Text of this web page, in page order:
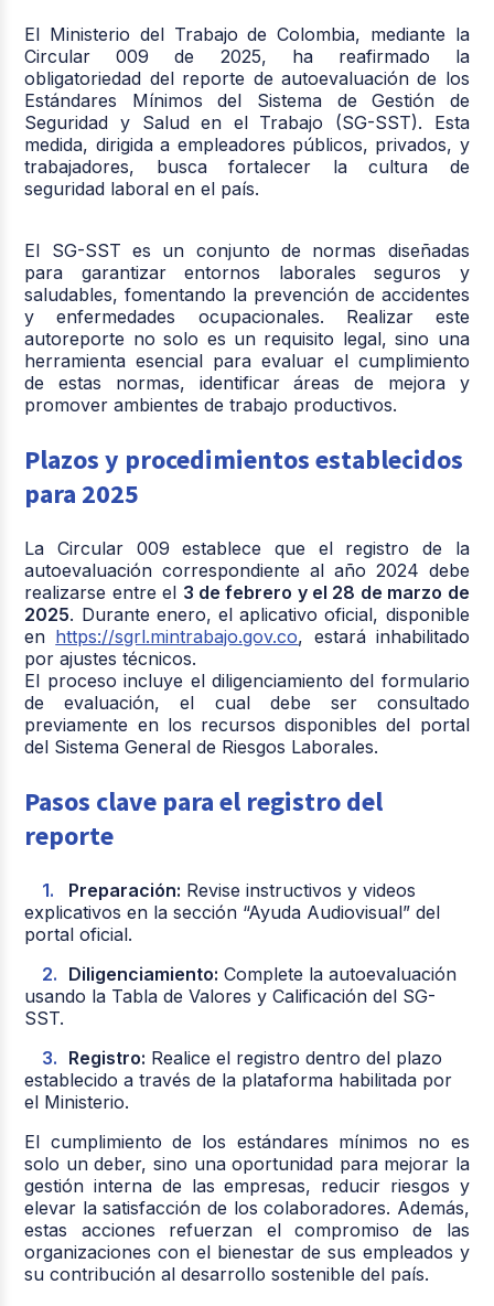
El Ministerio del Trabajo de Colombia, mediante la
Circular 009 de 2025, ha reafirmado la
obligatoriedad del reporte de autoevaluación de los
Estándares Mínimos del Sistema de Gestión de
Seguridad y Salud en el Trabajo (SG-SST). Esta
medida, dirigida a empleadores públicos, privados, y
trabajadores, busca fortalecer la cultura de
seguridad laboral en el país.
El SG-SST es un conjunto de normas diseñadas
para garantizar entornos laborales seguros y
saludables, fomentando la prevención de accidentes
y enfermedades ocupacionales. Realizar este
autoreporte no solo es un requisito legal, sino una
herramienta esencial para evaluar el cumplimiento
de estas normas, identificar áreas de mejora y
promover ambientes de trabajo productivos.
Plazos y procedimientos establecidos
para 2025
La Circular 009 establece que el registro de la
autoevaluación correspondiente al año 2024 debe
realizarse entre el 3 de febrero y el 28 de marzo de
2025. Durante enero, el aplicativo oficial, disponible
en https://sgrl.mintrabajo.gov.co, estará inhabilitado
por ajustes técnicos.
El proceso incluye el diligenciamiento del formulario
de evaluación, el cual debe ser consultado
previamente en los recursos disponibles del portal
del Sistema General de Riesgos Laborales.
Pasos clave para el registro del
reporte
Preparación: Revise instructivos y videos
explicativos en la sección “Ayuda Audiovisual” del
portal oficial.
Diligenciamiento: Complete la autoevaluación
usando la Tabla de Valores y Calificación del SG-
SST.
Registro: Realice el registro dentro del plazo
establecido a través de la plataforma habilitada por
el Ministerio.
El cumplimiento de los estándares mínimos no es
solo un deber, sino una oportunidad para mejorar la
gestión interna de las empresas, reducir riesgos y
elevar la satisfacción de los colaboradores. Además,
estas acciones refuerzan el compromiso de las
organizaciones con el bienestar de sus empleados y
su contribución al desarrollo sostenible del país.